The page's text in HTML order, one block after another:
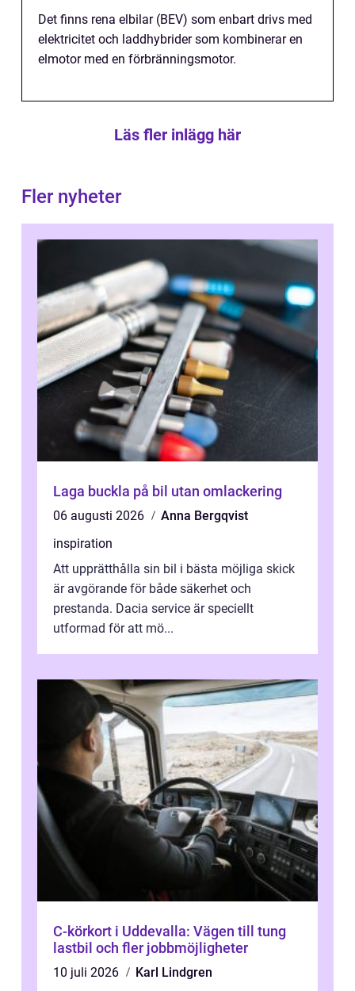
Det finns rena elbilar (BEV) som enbart drivs med
elektricitet och laddhybrider som kombinerar en
elmotor med en förbränningsmotor.
Läs fler inlägg här
Fler nyheter
Laga buckla på bil utan omlackering
06 augusti 2026
Anna Bergqvist
inspiration
Att upprätthålla sin bil i bästa möjliga skick
är avgörande för både säkerhet och
prestanda. Dacia service är speciellt
utformad för att mö...
C-körkort i Uddevalla: Vägen till tung
lastbil och fler jobbmöjligheter
10 juli 2026
Karl Lindgren